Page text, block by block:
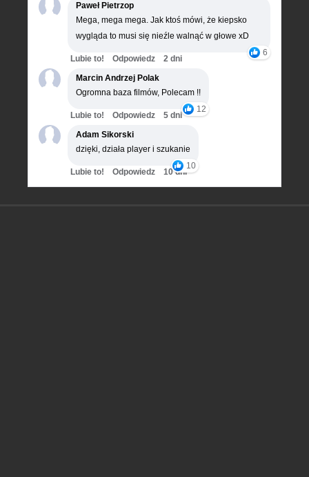
Paweł Pietrzop
Mega, mega mega. Jak ktoś mówi, że kiepsko
wygląda to musi się nieźle walnąć w głowe xD
6
Lubie to! Odpowiedz
2 dni
Marcin Andrzej Polak
Ogromna baza filmów, Polecam !!
12
Lubie to! Odpowiedz
5 dni
Adam Sikorski
dzięki, działa player i szukanie
10
Lubie to! Odpowiedz 10 dni